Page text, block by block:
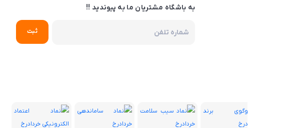
به باشگاه مشتریان ما به پیوندید !!